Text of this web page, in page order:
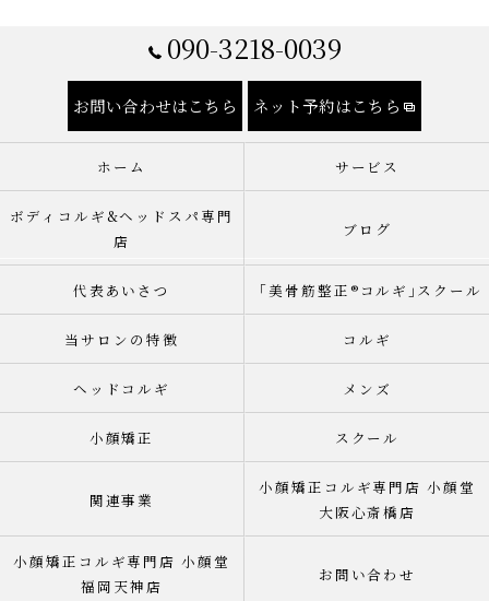
090-3218-0039
お問い合わせはこちら ネット予約はこちら
ホーム サービス
ボディコルギ&ヘッドスパ専門
店
ブログ
代表あいさつ 「美骨筋整正®︎コルギ｣スクール
当サロンの特徴 コルギ
ヘッドコルギ メンズ
小顔矯正 スクール
関連事業
小顔矯正コルギ専門店 小顔堂
大阪心斎橋店
小顔矯正コルギ専門店 小顔堂
福岡天神店
お問い合わせ